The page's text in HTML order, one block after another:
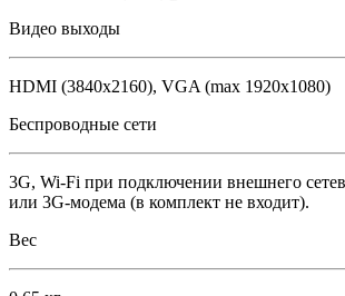
Видео выходы
HDMI (3840х2160), VGA (max 1920х1080)
Беспроводные сети
3G, Wi-Fi при подключении внешнего
или 3G-модема (в комплект не входит).
Вес